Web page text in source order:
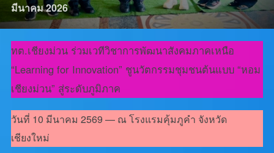
มีนาคม 2026
ทต.เชียงม่วน ร่วมเวทีวิชาการพัฒนาสังคมภาคเหนือ
“Learning for Innovation” ชูนวัตกรรมชุมชนต้นแบบ “หอม
เชียงม่วน” สู่ระดับภูมิภาค
วันที่ 10 มีนาคม 2569 — ณ โรงแรมคุ้มภูคำ จังหวัด
เชียงใหม่